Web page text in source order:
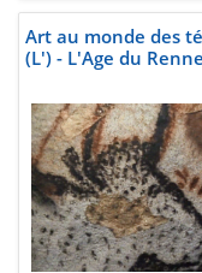
Art au monde des
(L') - L'Age du